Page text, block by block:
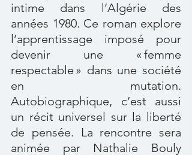
intime dans l’Algérie des
années 1980. Ce roman explore
l’apprentissage imposé pour
devenir une « femme
respectable » dans une société
en mutation.
Autobiographique, c’est aussi
un récit universel sur la liberté
de pensée. La rencontre sera
animée par Nathalie Bouly